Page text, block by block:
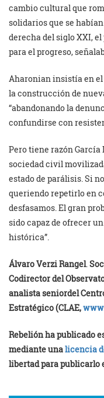
cambio cultural que
solidarios que se
derecha del siglo XXI,
para el progreso,
Aharonian insistía en
la construcción de
“abandonando la
confundirse con
Pero tiene razón García
sociedad civil
estado de parálisis. Si
queriendo repetirlo en
desfasamos. El gran
sido capaz de ofrecer
histórica”.
Álvaro Verzi Rangel.
Codirector del
analista seniordel
Estratégico (CLAE,
Rebelión ha publicado
mediante unalicencia
libertad para publicarlo